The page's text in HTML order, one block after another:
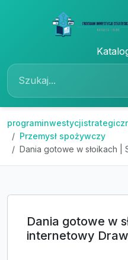
Przemysł spożywczy
Dania gotowe w słoikach |
Dania gotowe w
internetowy